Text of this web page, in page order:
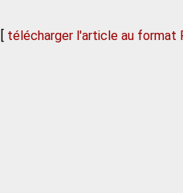
[ télécharger l'article au format